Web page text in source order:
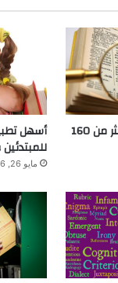
أسهل تطبيق لتعلّم أكثر من 160
أسهل
مايو 26, 2026